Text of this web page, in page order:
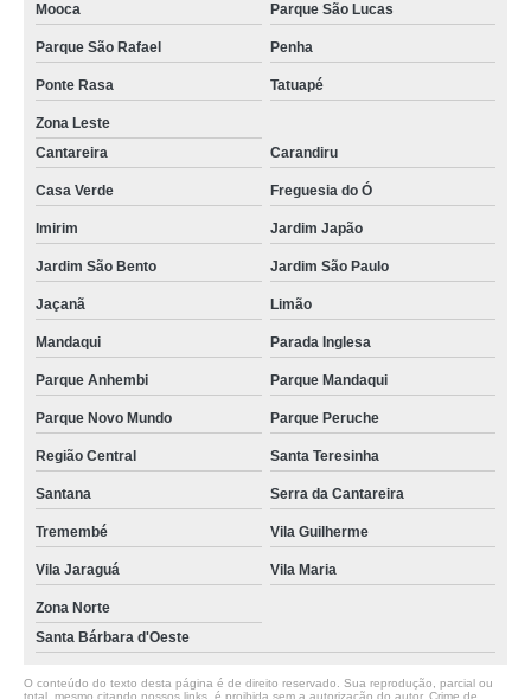
Mooca Parque São Lucas
Parque São Rafael Penha
Ponte Rasa Tatuapé
Zona Leste
Cantareira
Carandiru
Casa Verde Freguesia do Ó
Imirim Jardim Japão
Jardim São Bento Jardim São Paulo
Jaçanã Limão
Mandaqui Parada Inglesa
Parque Anhembi Parque Mandaqui
Parque Novo Mundo Parque Peruche
Região Central Santa Teresinha
Santana Serra da Cantareira
Tremembé Vila Guilherme
Vila Jaraguá Vila Maria
Zona Norte
Santa Bárbara d'Oeste
O conteúdo do texto desta página é de direito reservado. Sua reprodução, parcial ou
total, mesmo citando nossos links, é proibida sem a autorização do autor. Crime de